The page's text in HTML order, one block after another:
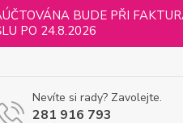
BUDE PŘI
PO 24.8.2026
Nevíte si rady? Zavolejte.
281 916 793